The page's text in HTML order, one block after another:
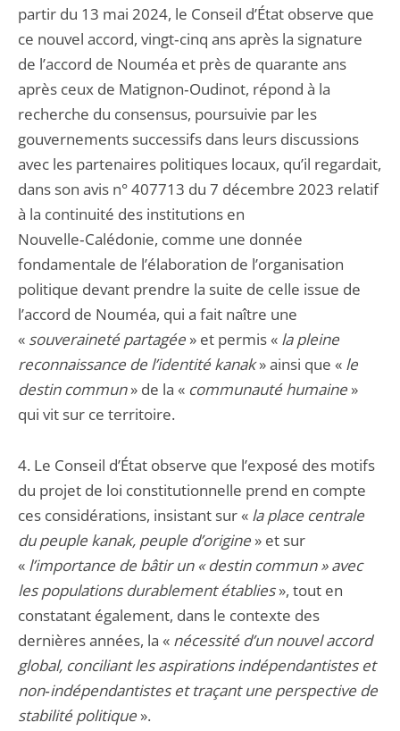
partir du 13 mai 2024, le Conseil d’État observe que
ce nouvel accord, vingt‑cinq ans après la signature
de l’accord de Nouméa et près de quarante ans
après ceux de Matignon‑Oudinot, répond à la
recherche du consensus, poursuivie par les
gouvernements successifs dans leurs discussions
avec les partenaires politiques locaux, qu’il regardait,
dans son avis n° 407713 du 7 décembre 2023 relatif
à la continuité des institutions en
Nouvelle‑Calédonie, comme une donnée
fondamentale de l’élaboration de l’organisation
politique devant prendre la suite de celle issue de
l’accord de Nouméa, qui a fait naître une
« souveraineté partagée » et permis « la pleine
reconnaissance de l’identité kanak» ainsi que « le
destin commun» de la « communauté humaine »
qui vit sur ce territoire.
4. Le Conseil d’État observe que l’exposé des motifs
du projet de loi constitutionnelle prend en compte
ces considérations, insistant sur « la place centrale
du peuple kanak, peuple d’origine » et sur
« l’importance de bâtir un « destin commun » avec
les populations durablement établies», tout en
constatant également, dans le contexte des
dernières années, la « nécessité d’un nouvel accord
global, conciliant les aspirations indépendantistes et
non‑indépendantistes et traçant une perspective de
stabilité politique ».